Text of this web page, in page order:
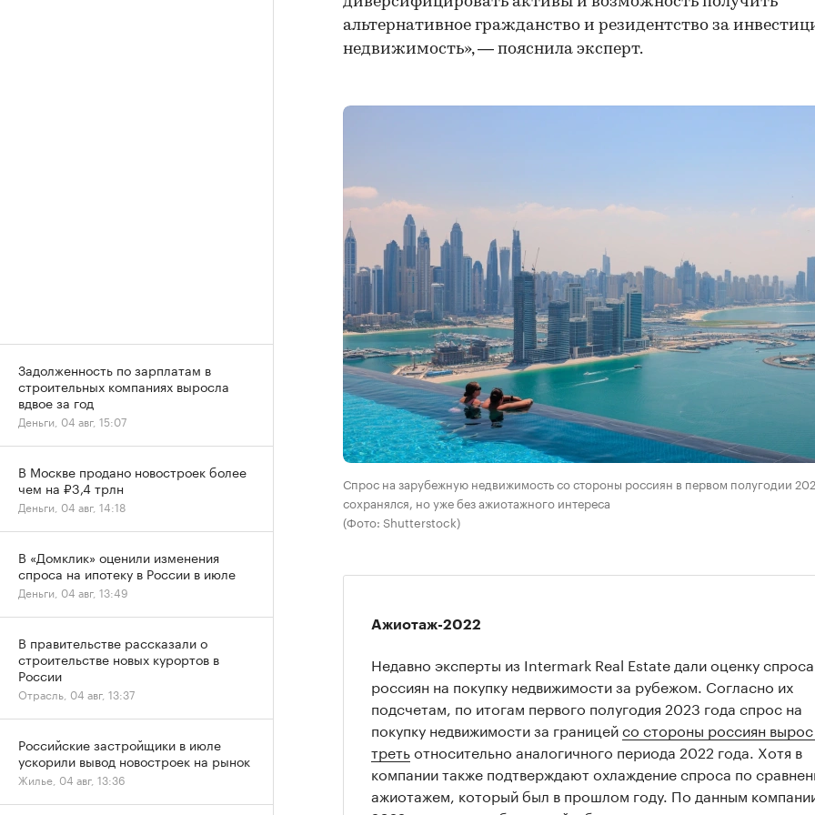
альтернативное гражданство и резидентство за
недвижимость», — пояснила эксперт.
Спрос на зарубежную недвижимость со стороны россиян в первом полугодии
сохранялся, но уже без ажиотажного интереса
(Фото: Shutterstock)
Ажиотаж-2022
Недавно эксперты из Intermark Real Estate дали оценку спроса
россиян на покупку недвижимости за рубежом. Согласно их
подсчетам, по итогам первого полугодия 2023 года спрос на
покупку недвижимости за границейсо стороны россиян
третьотносительно аналогичного периода 2022 года. Хотя в
компании также подтверждают охлаждение спроса по
ажиотажем, который был в прошлом году. По данным
Задолженность по зарплатам в
строительных компаниях выросла
вдвое за год
Деньги, 04 авг, 15:07
В Москве продано новостроек более
чем на ₽3,4 трлн
Деньги, 04 авг, 14:18
В «Домклик» оценили изменения
спроса на ипотеку в России в июле
Деньги, 04 авг, 13:49
В правительстве рассказали о
строительстве новых курортов в
России
Отрасль, 04 авг, 13:37
Российские застройщики в июле
ускорили вывод новостроек на рынок
Жилье, 04 авг, 13:36